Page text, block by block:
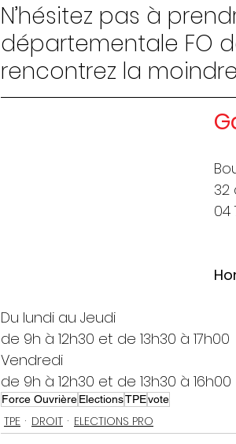
N’hésitez pas à
départementale FO
rencontrez la
32
04
Du lundi au Jeudi
de 9h à 12h30 et de 13h30 à 17h00
Vendredi
de 9h à 12h30 et de 13h30 à 16h00
Force OuvrièreElectionsTPEvote
TPE DROIT ELECTIONS PRO